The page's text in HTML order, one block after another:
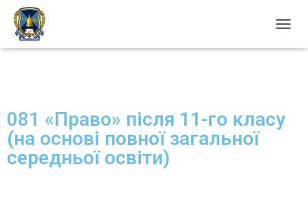
Е
У
081 «Право» після 11-го класу
(на основі повної загальної
середньої освіти)